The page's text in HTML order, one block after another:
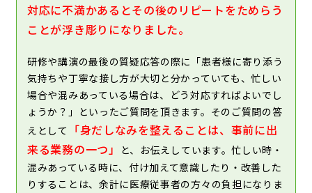
対応に不満かあるとその後のリピートをためらう
ことが浮き彫りになりました。
研修や講演の最後の質疑応答の際に「患者様に寄り添う
気持ちや丁寧な接し方が大切と分かっていても、忙しい
場合や混みあっている場合は、どう対応すればよいでし
ょうか？」といったご質問を頂きます。そのご質問の答
えとして
「身だしなみを整えることは、事前に出
来る業務の一つ」
と、お伝えしています。忙しい時・
混みあっている時に、付け加えて意識したり・改善した
りすることは、余計に医療従事者の方々の負担になりま